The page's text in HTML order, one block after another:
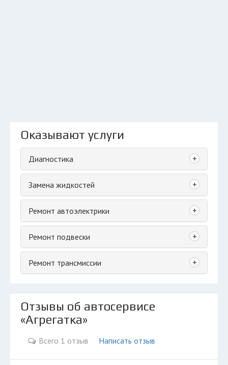
Оказывают услуги
Диагностика +
Замена жидкостей +
Ремонт автоэлектрики +
Ремонт подвески +
Ремонт трансмиссии +
Отзывы об автосервисе
«Агрегатка»
Всего 1 отзыв Написать отзыв